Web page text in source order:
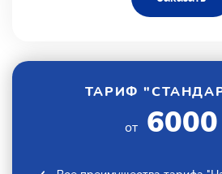
ТАРИФ
от 6000